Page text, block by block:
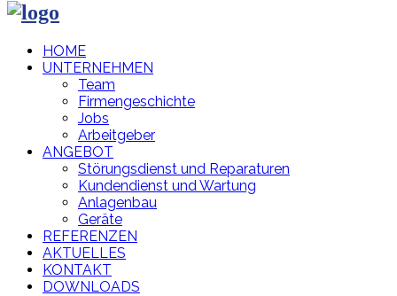
HOME
UNTERNEHMEN
Team
Firmengeschichte
Jobs
Arbeitgeber
ANGEBOT
Störungsdienst und Reparaturen
Kundendienst und Wartung
Anlagenbau
Geräte
REFERENZEN
AKTUELLES
KONTAKT
DOWNLOADS